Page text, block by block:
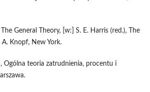
General Theory, [w:] S. E. Harris (red.), The
Knopf, New York.
Ogólna teoria zatrudnienia, procentu i